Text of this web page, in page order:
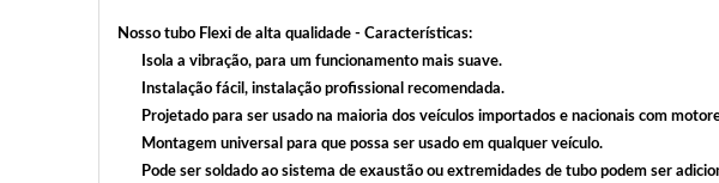
Nosso tubo Flexi de alta qualidade - Características:
Isola a vibração, para um funcionamento mais suave.
Instalação fácil, instalação profissional recomendada.
Projetado para ser usado na maioria dos veículos importados e nacionais com
Montagem universal para que possa ser usado em qualquer veículo.
Pode ser soldado ao sistema de exaustão ou extremidades de tubo podem ser